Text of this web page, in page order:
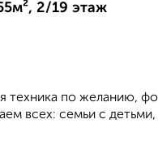
2/19 этаж
техника по желанию,
всех: семьи с